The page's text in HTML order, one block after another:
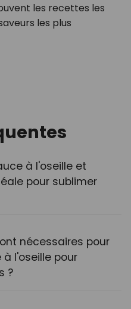
les recettes les
les plus
à l'oseille et
pour sublimer
nécessaires pour
l'oseille pour
?